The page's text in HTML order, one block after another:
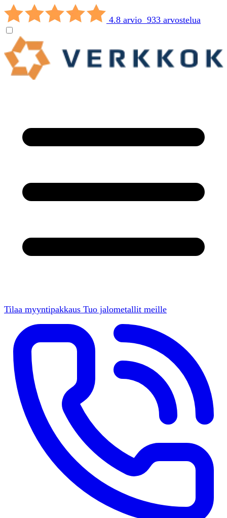
4.8 arvio 933 arvostelua
Tilaa myyntipakkaus Tuo jalometallit meille